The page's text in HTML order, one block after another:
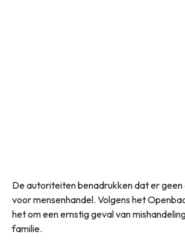
De autoriteiten benadrukken dat er geen
voor mensenhandel. Volgens het
het om een ernstig geval van
familie.